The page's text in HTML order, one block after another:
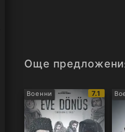
Още
Военни
IMDb
рейтинг:
7.1